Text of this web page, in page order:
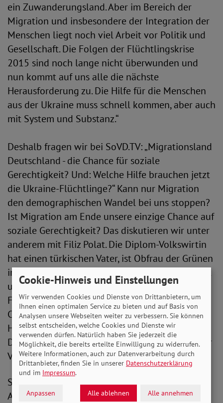
ein Zuwanderungsland. Aber im Bereich der
Migration und insbesondere der Integration der
Menschen liegt noch viel Arbeit vor Politik und
Gesellschaft. Die Folgen der Flüchtlingskrise
2015 sind noch lange nicht überwunden und
nun kommt auf uns alle die nächste
Herausforderung zu. Die Hilfe für die Menschen
aus der Ukraine muss schnell kommen, aber auch
mit System und Substanz.“
Deshalb fragen wir bei SoVD.TV: „Migrationsland
Deutschland - die Chance für soziale
Gerechtigkeit? Und: Welche Hilfe brauchen jetzt
die Ukraine-Flüchtlinge?“ Kann nur Migration
den demographischen Wandel bei uns stoppen?
Ist Migration am Ende unsere einzige Chance auf
soziale Gerechtigkeit? Das diskutieren wir unter
anderem mit Filiz Polat. Die Diplom-Volkswirtin
hat einen türkischen Vater, ist Obfrau der Grünen
im Bundestagsausschuss für Inneres und Heimat
und parlamentarische Geschäftsführerin ihrer
Fraktion. Mit dabei ist auch Prof. Dr. Lars
Castellucci (SPD). Der Politikwissenschaftler und
Hochschulprofessor ist seit 2013 Mitglied des
Deutschen Bundestages und geschäftsführender
Vorsitzender des Innenausschusses.
SoVD.TV sehen Sie im Fernsehprogramm von
Alex Berlin, über die Homepage des SoVD bzw.
Cookie-Hinweis und Einstellungen
Wir verwenden Cookies und Dienste von Drittanbietern, um
Ihnen einen optimalen Service zu bieten und auf Basis von
Analysen unsere Webseiten weiter zu verbessern. Sie können
selbst entscheiden, welche Cookies und Dienste wir
verwenden dürfen. Natürlich haben Sie jederzeit die
Möglichkeit, die bereits erteilte Einwilligung zu widerrufen.
Weitere Informationen, auch zur Datenverarbeitung durch
Drittanbieter, finden Sie in unserer Datenschutzerklärung
und im Impressum.
Anpassen Alle ablehnen Alle annehmen